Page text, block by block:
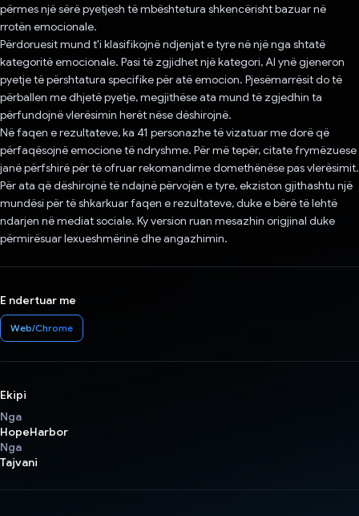
përmes një sërë pyetjesh të mbështetura shkencërisht bazuar në
rrotën emocionale.
Përdoruesit mund t'i klasifikojnë ndjenjat e tyre në një nga shtatë
kategoritë emocionale. Pasi të zgjidhet një kategori, AI ynë gjeneron
pyetje të përshtatura specifike për atë emocion. Pjesëmarrësit do të
përballen me dhjetë pyetje, megjithëse ata mund të zgjedhin ta
përfundojnë vlerësimin herët nëse dëshirojnë.
Në faqen e rezultateve, ka 41 personazhe të vizatuar me dorë që
përfaqësojnë emocione të ndryshme. Për më tepër, citate frymëzuese
janë përfshirë për të ofruar rekomandime domethënëse pas vlerësimit.
Për ata që dëshirojnë të ndajnë përvojën e tyre, ekziston gjithashtu një
mundësi për të shkarkuar faqen e rezultateve, duke e bërë të lehtë
ndarjen në mediat sociale. Ky version ruan mesazhin origjinal duke
përmirësuar lexueshmërinë dhe angazhimin.
E ndertuar me
Web/Chrome
Ekipi
Nga
HopeHarbor
Nga
Tajvani